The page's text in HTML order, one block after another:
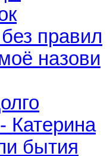
правил
назови
Катерина
бытия